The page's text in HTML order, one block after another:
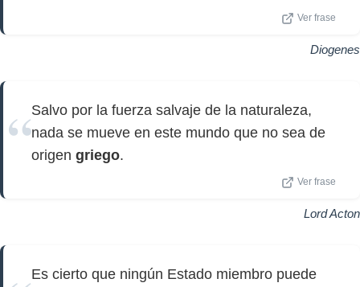
Ver frase
Diogenes
Salvo por la fuerza salvaje de la naturaleza,
nada se mueve en este mundo que no sea de
origen griego.
Ver frase
Lord Acton
Es cierto que ningún Estado miembro puede